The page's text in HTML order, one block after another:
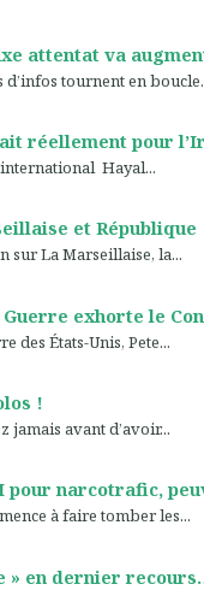
attentat va
d’infos tournent en
réellement pour
Hayal...
et République
sur La Marseillaise, la...
exhorte le
des États-Unis, Pete...
!
jamais avant d’avoir...
pour narcotrafic,
à faire tomber les...
» en dernier